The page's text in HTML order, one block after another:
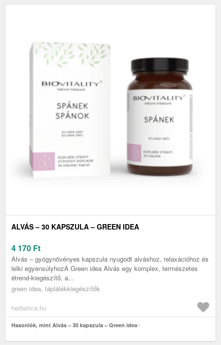
ALVÁS – 30 KAPSZULA – GREEN IDEA
4 170 Ft
Alvás – gyógynövényes kapszula nyugodt alváshoz, relaxációhoz és
lelki egyensúlyhozA Green idea Alvás egy komplex, természetes
étrend-kiegészítő, a...
green idea, táplálékkiegészítők
herbatica.hu
Hasonlók, mint Alvás – 30 kapszula – Green idea